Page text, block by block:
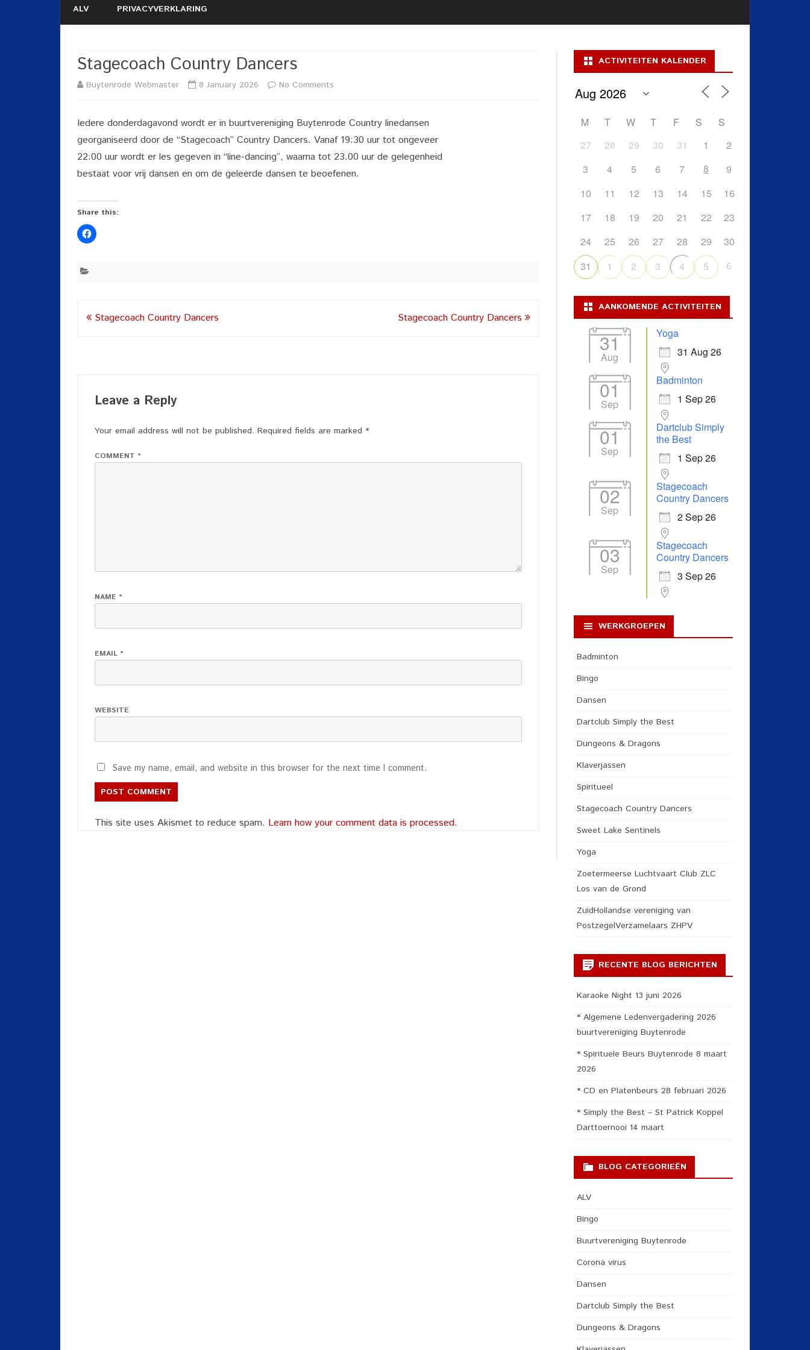
WEBSITE
2020 02 29 KOPPEL
ALV PRIVACYVERKLARING
Stagecoach Country Dancers
Buytenrode Webmaster 8 January 2026 No Comments
Country
Iedere donderdagavond wordt er in buurtvereniging Buytenrode Country linedansen
georganiseerd door de “Stagecoach” Country Dancers. Vanaf 19:30 uur tot ongeveer
22:00 uur wordt er les gegeven in “line-dancing”, waarna tot 23.00 uur de gelegenheid
bestaat voor vrij dansen en om de geleerde dansen te beoefenen.
Share this:
PostStagecoach Country Dancers Stagecoach Country Dancers
Leave a Reply
Your email address will not be published. Required fields are marked *
COMMENT *
NAME *
EMAIL *
WEBSITE
Save my name, email, and website in this browser for the next time I comment.
This site uses Akismet to reduce spam. Learn how your comment data is processed.
ACTIVITEITEN KALENDER
M T W T F S
S
27
28 29 30 31 1
2
3
4 5 6 7 8
9
10
11 12 13 14 15
16
17
18 19 20 21 22
23
24
25 26 27 28 29
30
31
1 2 3 4 5 6
AANKOMENDE ACTIVITEITEN
31
Aug
Yoga
31 Aug 26
01
Sep
Badminton
1 Sep 26
01
Sep
Dartclub Simply
the Best
1 Sep 26
02
Sep
Stagecoach
Country Dancers
2 Sep 26
03
Sep
Stagecoach
Country Dancers
3 Sep 26
WERKGROEPEN
Badminton
Bingo
Dansen
Dartclub Simply the Best
Dungeons & Dragons
Klaverjassen
Spiritueel
Stagecoach Country Dancers
Sweet Lake Sentinels
Yoga
Zoetermeerse Luchtvaart Club ZLC
Los van de Grond
ZuidHollandse vereniging van
PostzegelVerzamelaars ZHPV
RECENTE BLOG BERICHTEN
Karaoke Night 13 juni 2026
* Algemene Ledenvergadering 2026
buurtvereniging Buytenrode
* Spirituele Beurs Buytenrode 8 maart
2026
* CD en Platenbeurs 28 februari 2026
* Simply the Best – St Patrick Koppel
Darttoernooi 14 maart
BLOG CATEGORIEËN
ALV
Bingo
Buurtvereniging Buytenrode
Corona virus
Dansen
Dartclub Simply the Best
Dungeons & Dragons